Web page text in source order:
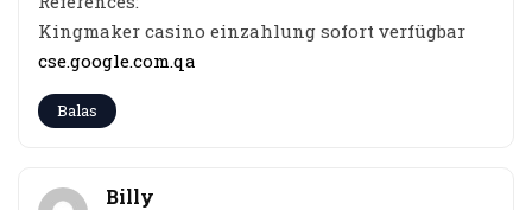
Kingmaker casino einzahlung sofort verfügbar
cse.google.com.qa
Balas
Billy